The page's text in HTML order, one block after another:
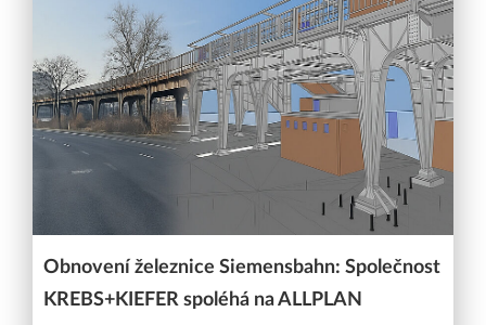
Obnovení železnice Siemensbahn: Společnost
KREBS+KIEFER spoléhá na ALLPLAN